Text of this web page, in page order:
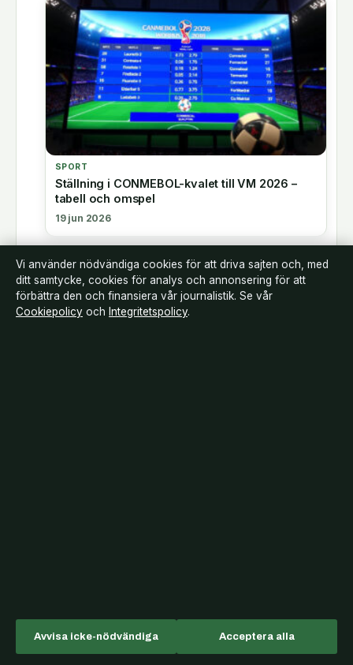
SPORT
Ställning i CONMEBOL-kvalet till VM 2026 –
tabell och omspel
19 jun 2026
SPORT
Deras kärlekshistoria och hans kamp
Vi använder nödvändiga cookies för att driva sajten och, med
ditt samtycke, cookies för analys och annonsering för att
förbättra den och finansiera vår journalistik. Se vår
Cookiepolicy och Integritetspolicy.
Avvisa icke-nödvändiga Acceptera alla